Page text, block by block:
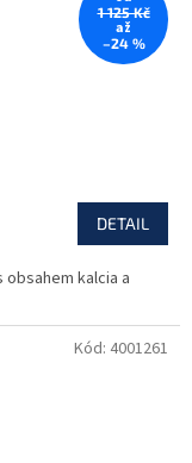
1 125 Kč
až
–24 %
DETAIL
kalcia a
Kód: 4001261